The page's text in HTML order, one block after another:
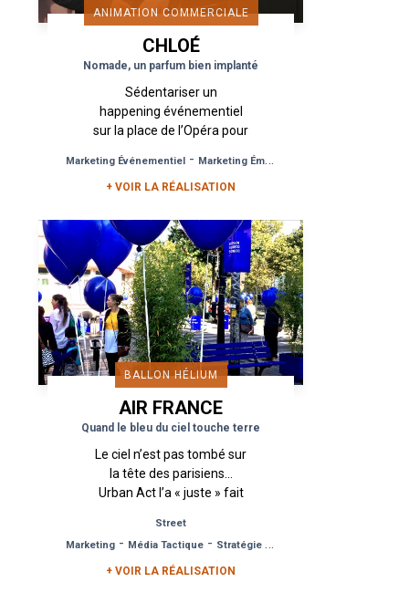
ANIMATION COMMERCIALE
CHLOÉ
Nomade, un parfum bien implanté
Sédentariser un
happening événementiel
sur la place de l’Opéra pour
parfum de Chloé :
Nomade, est l’idée de
L’univers du...
Marketing Événementiel - Marketing Émotionnel
+ VOIR LA RÉALISATION
BALLON HÉLIUM
AIR FRANCE
Quand le bleu du ciel touche terre
Le ciel n’est pas tombé sur
la tête des parisiens…
Urban Act l’a « juste » fait
lancement de la nouvelle
compagnie aérienne d’Air...
Street
Marketing - Média Tactique - Stratégie Teasing Reveal
+ VOIR LA RÉALISATION